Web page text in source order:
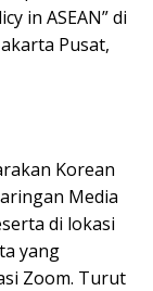
in ASEAN” di
Pusat,
Korean
Media
di lokasi
yang
Zoom. Turut